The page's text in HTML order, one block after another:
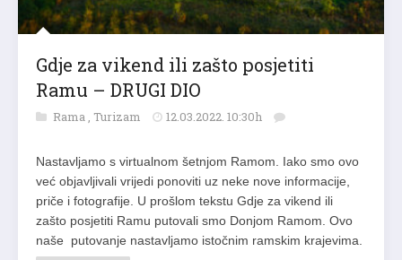
Gdje za vikend ili zašto posjetiti
Ramu – DRUGI DIO
Rama , Turizam 12.03.2022. 10:30h
Nastavljamo s virtualnom šetnjom Ramom. Iako smo ovo
već objavljivali vrijedi ponoviti uz neke nove informacije,
priče i fotografije. U prošlom tekstu Gdje za vikend ili
zašto posjetiti Ramu putovali smo Donjom Ramom. Ovo
naše putovanje nastavljamo istočnim ramskim krajevima.